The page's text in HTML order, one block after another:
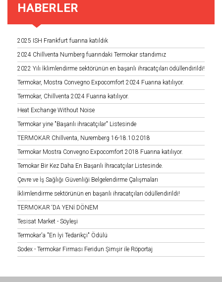
HABERLER
2025 ISH Frankfurt fuarına katıldık
2024 Chillventa Nurnberg fuarındaki Termokar standımız
2022 Yılı İklimlendirme sektörünün en başarılı ihracatçıları ödüllendirildi!
Termokar, Mostra Convegno Expocomfort 2024 Fuarına katılıyor.
Termokar, Chillventa 2024 Fuarına katılıyor.
Heat Exchange Without Noise
Termokar yine "Başarılı ihracatçılar" Listesinde
TERMOKAR Chillventa, Nuremberg 16-18.10.2018
Termokar Mostra Convegno Expocomfort 2018 Fuarına katılıyor.
Temokar Bir Kez Daha En Başarılı İhracatçılar Listesinde.
Çevre ve İş Sağlığı Güvenliği Belgelendirme Çalışmaları
İklimlendirme sektörünün en başarılı ihracatçıları ödüllendirildi!
TERMOKAR ‘DA YENİ DÖNEM
Tesisat Market - Söyleşi
Termokar'a "En İyi Tedarikçi" Ödülü
Sodex - Termokar Firması Feridun Şimşir ile Röportaj